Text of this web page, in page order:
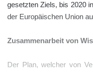
gesetzten Ziels, bis 2020
der Europäischen Union
Zusammenarbeit von
Der Plan, welcher von